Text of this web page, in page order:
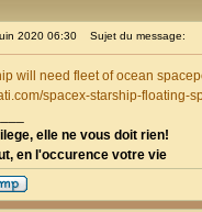
2020 06:30 Sujet du message:
will need fleet of ocean
spacex-starship-floating-
elle ne vous doit rien!
en l'occurence votre vie